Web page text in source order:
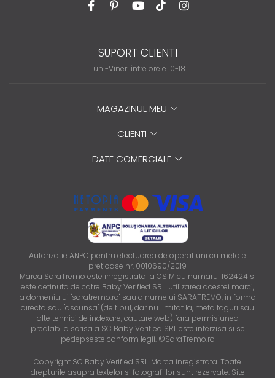
SUPORT CLIENTI
Luni-Vineri între orele 10-18
MAGAZINUL MEU
CLIENTI
DATE COMERCIALE
Autorizatie ANPC pentru efectuarea de operatiuni cu metale
pretioase nr. 0010690/2019
Marca SaraTremo este inregistrata la OSIM cu numarul 162424 si
este detinuta de catre Baby Verified SRL. Utilizarea acestei marci,
a domeniului "saratremo.ro" sau a numelui SARATREMO, in forma
directa sau "ascunsa" (de tipul, dar nu limitat la, meta taguri sau
alte tehnici de indexare, cautare web) fara permisiunea
prealabila scrisa a SC Baby Verified SRL este interzisa si se
pedepseste conform legii. ©SaraTremo.ro
Copyright SC Baby Verified SRL. Marca inregistrata. Toate
drepturile asupra textelor si fotografiilor sunt rezervate. Site